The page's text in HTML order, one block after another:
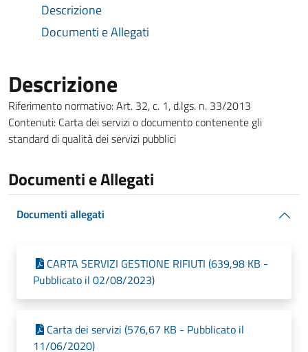
Descrizione
Documenti e Allegati
Descrizione
Riferimento normativo: Art. 32, c. 1, d.lgs. n. 33/2013
Contenuti: Carta dei servizi o documento contenente gli
standard di qualità dei servizi pubblici
Documenti e Allegati
Documenti allegati
CARTA SERVIZI GESTIONE RIFIUTI (639,98 KB -
Pubblicato il 02/08/2023)
Carta dei servizi (576,67 KB - Pubblicato il
11/06/2020)